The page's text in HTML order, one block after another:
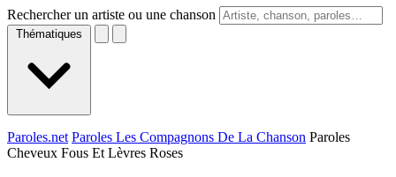
Rechercher un artiste ou une chanson
Thématiques
Paroles.net Paroles Les Compagnons De La Chanson Paroles
Cheveux Fous Et Lèvres Roses